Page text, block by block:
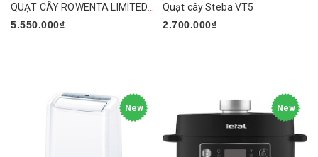
5.550.000₫
Quạt cây Steba VT5
2.700.000₫
New New